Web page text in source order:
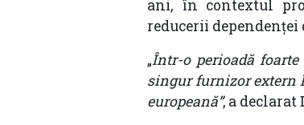
ani, în contextul
reducerii
„Într-o perioadă
singur furnizor extern
europeană”, a